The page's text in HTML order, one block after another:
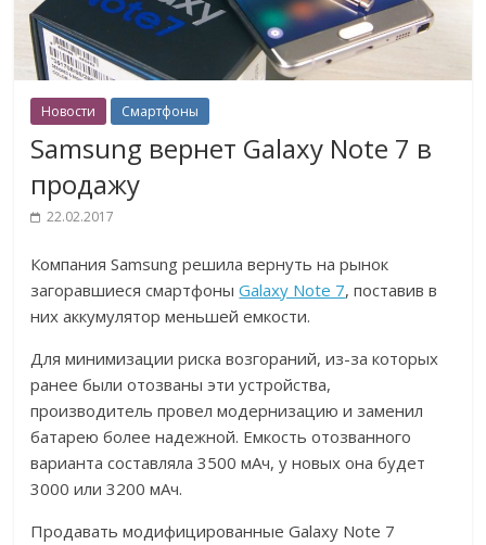
Новости Смартфоны
Samsung вернет Galaxy Note 7 в
продажу
22.02.2017
Компания Samsung решила вернуть на рынок
загоравшиеся смартфоныGalaxy Note 7, поставив в
них аккумулятор меньшей емкости.
Для минимизации риска возгораний, из-за которых
ранее были отозваны эти устройства,
производитель провел модернизацию и заменил
батарею более надежной. Емкость отозванного
варианта составляла 3500 мАч, у новых она будет
3000 или 3200 мАч.
Продавать модифицированные Galaxy Note 7